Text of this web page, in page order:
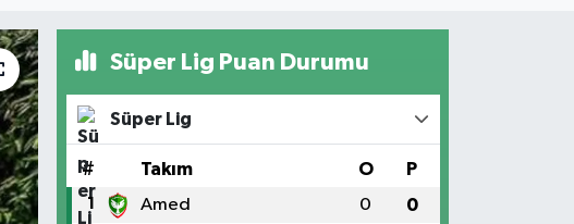
Süper Lig Puan Durumu
Süper Lig
# Takım O P
1 Amed 0 0